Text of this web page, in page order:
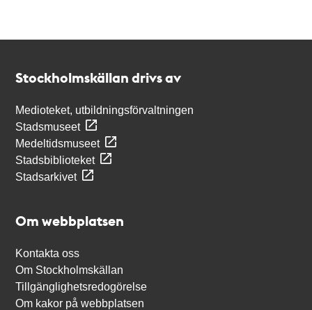
Stockholmskällan drivs av
Medioteket, utbildningsförvaltningen
Stadsmuseet
Medeltidsmuseet
Stadsbiblioteket
Stadsarkivet
Om webbplatsen
Kontakta oss
Om Stockholmskällan
Tillgänglighetsredogörelse
Om kakor på webbplatsen